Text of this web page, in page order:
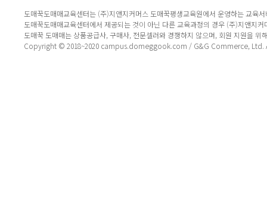
도매꾹도매매교육센터는 (주)지앤지커머스 도매꾹평생교육원에서 운영하는 교육
도매꾹도매매교육센터에서 제공되는 것이 아닌 다른 교육과정의 경우 (주)지앤지
도매꾹 도매매는 상품공급사, 구매사, 전문셀러와 경쟁하지 않으며, 회원 지원을 위
Copyright © 2018~2020 campus.domeggook.com / G&G Commerce, Ltd.